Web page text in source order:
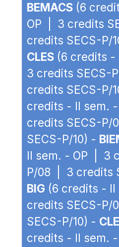
BEMACS (6
OP | 3 credits
credits SECS-P/
CLES (6 credits -
3 credits SECS-
credits SECS-P/
credits - II sem.
credits SECS-
SECS-P/10) -
II sem. - OP | 3
P/08 | 3 credits
BIG (6 credits -
credits SECS-
SECS-P/10) -
credits - II sem.